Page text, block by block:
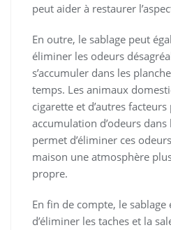
peut aider à restaurer
En outre, le sablage peut
éliminer les odeurs
s’accumuler dans les
temps. Les animaux
cigarette et d’autres
accumulation d’odeurs dans
permet d’éliminer ces
maison une atmosphère
propre.
En fin de compte, le
d’éliminer les taches et la